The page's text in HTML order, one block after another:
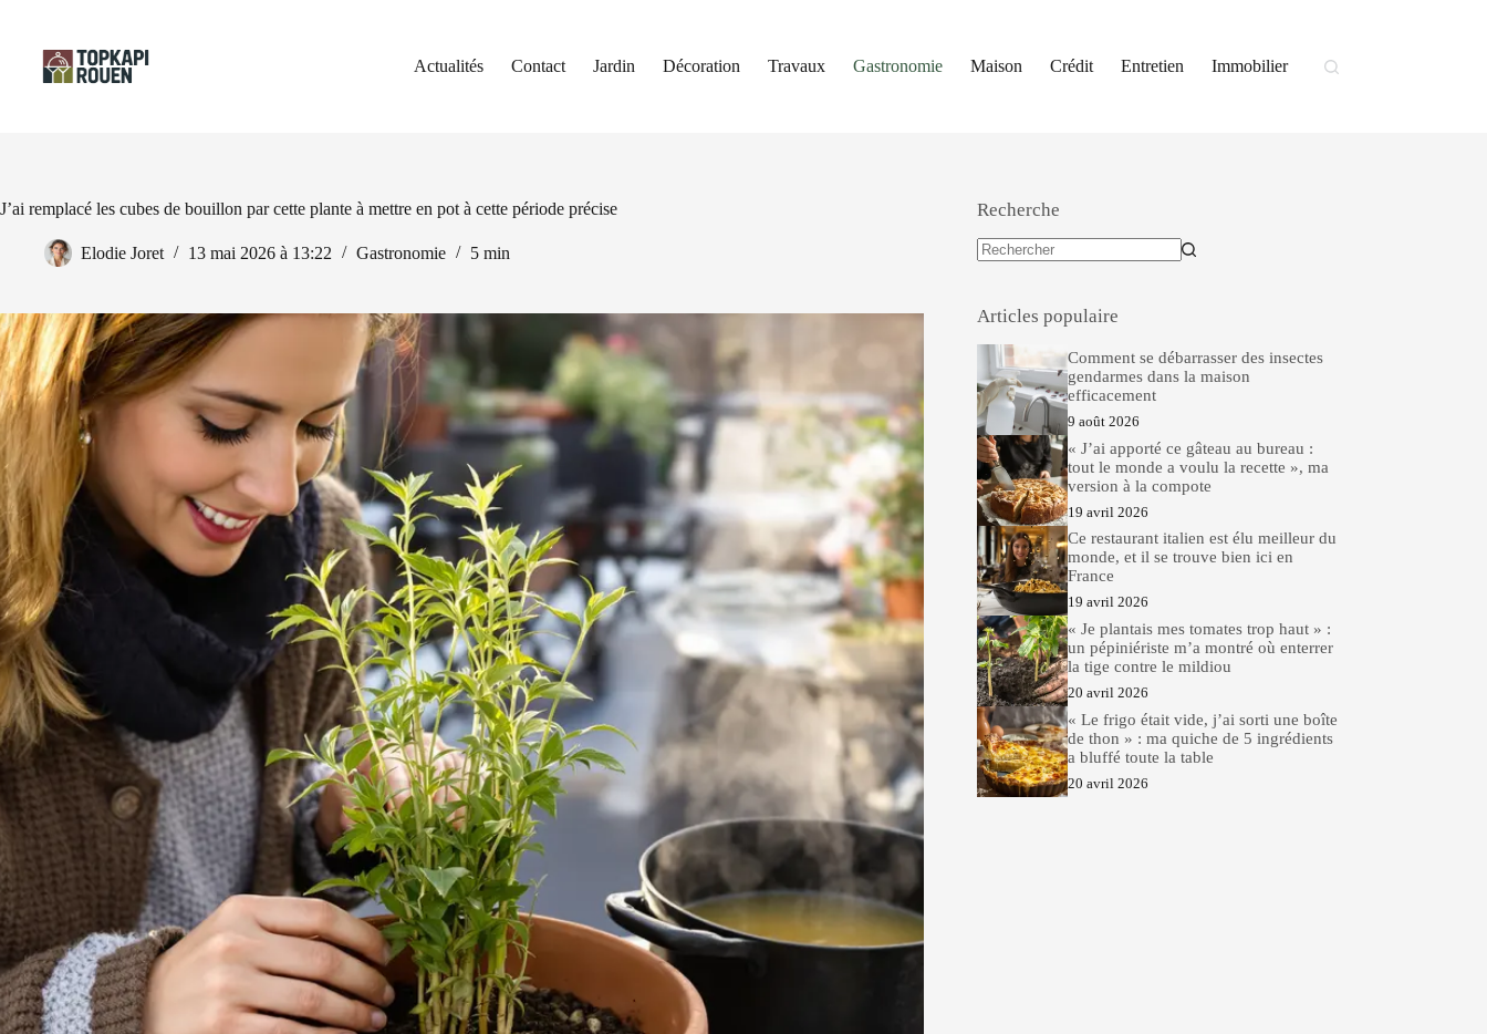
contenu
Actualités
Contact Jardin Décoration Travaux Gastronomie Maison Crédit Entretien Immobilier
J’ai remplacé les cubes de bouillon par cette plante à mettre en pot à cette période précise
Elodie Joret 13 mai 2026 à 13:22 Gastronomie 5 min
Recherche
Articles populaire
Comment se débarrasser des insectes
gendarmes dans la maison
efficacement
9 août 2026
« J’ai apporté ce gâteau au bureau :
tout le monde a voulu la recette », ma
version à la compote
19 avril 2026
Ce restaurant italien est élu meilleur du
monde, et il se trouve bien ici en
France
19 avril 2026
« Je plantais mes tomates trop haut » :
un pépiniériste m’a montré où enterrer
la tige contre le mildiou
20 avril 2026
« Le frigo était vide, j’ai sorti une boîte
de thon » : ma quiche de 5 ingrédients
a bluffé toute la table
20 avril 2026